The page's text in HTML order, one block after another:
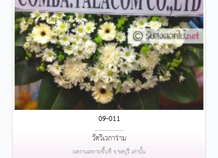
09-011
....................
วัดวิเวการาม
ผลงานเฉพาะพื้นที่ จ.ชลบุรี เท่านั้น